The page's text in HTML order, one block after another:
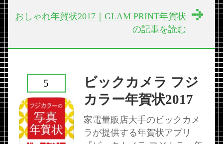
おしゃれ年賀状2017｜GLAM PRINT年賀状
の記事を読む
ビックカメラ フジ
カラー年賀状2017
家電量販店大手のビックカメ
ラが提供する年賀状アプリ
5